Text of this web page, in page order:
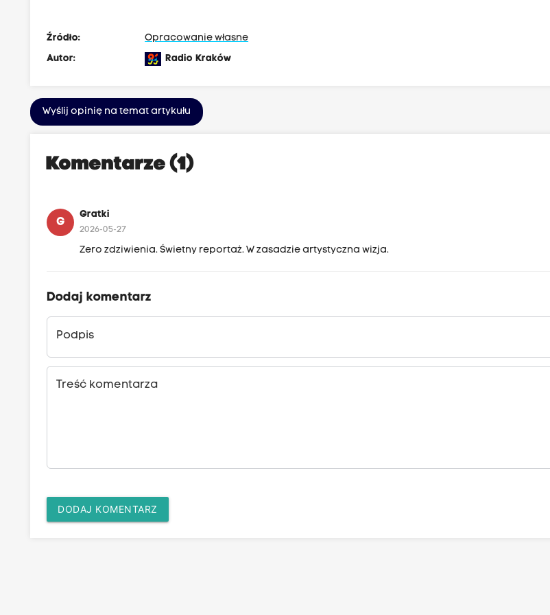
Źródło:
Opracowanie własne
Autor:
Radio Kraków
Wyślij opinię na temat artykułu
Komentarze (1)
G
Gratki
2026-05-27
Zero zdziwienia. Świetny reportaż. W zasadzie artystyczna wizja.
Dodaj komentarz
Podpis
Treść komentarza
DODAJ KOMENTARZ